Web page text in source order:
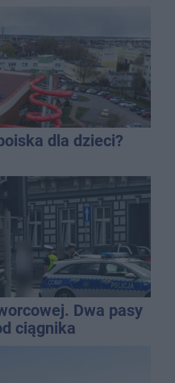
dla dzieci?
Dwa pasy
ciągnika